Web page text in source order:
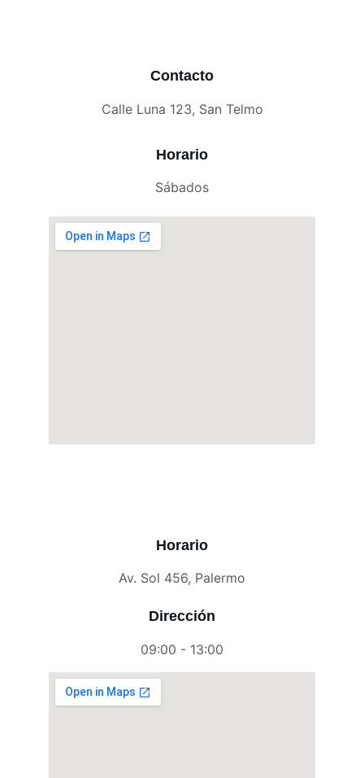
Calle Luna 123, San Telmo
Horario
Av. Sol 456, Palermo
Horario
Sábados
09:00 - 13:00
Dirección
Contacto